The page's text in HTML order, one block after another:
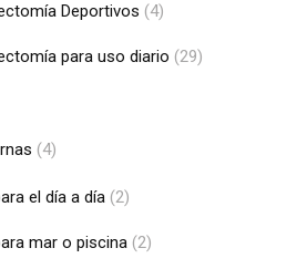
Deportivos (4)
para uso diario (29)
(4)
el día a día (2)
mar o piscina (2)